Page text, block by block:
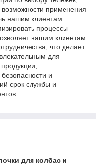
применения
нашим клиентам
процессы
нашим клиентам
что делает
для
и
срок службы и
для колбас и